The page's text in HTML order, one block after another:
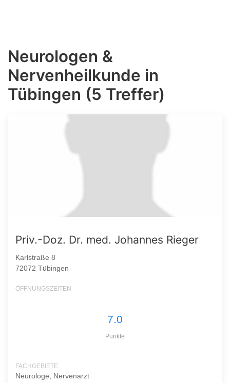
Neurologen &
Nervenheilkunde in
Tübingen (5 Treffer)
Priv.-Doz. Dr. med. Johannes Rieger
Karlstraße 8
72072 Tübingen
ÖFFNUNGSZEITEN
7.0
Punkte
FACHGEBIETE
Neurologe, Nervenarzt